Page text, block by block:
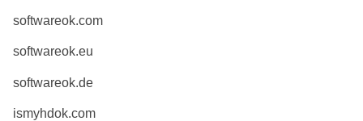
softwareok.com
softwareok.eu
softwareok.de
ismyhdok.com